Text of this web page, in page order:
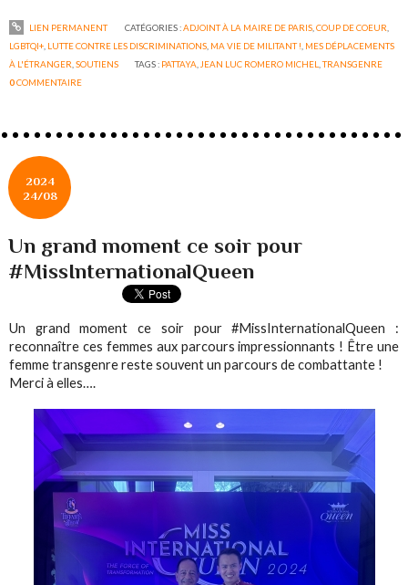
LIEN PERMANENT CATÉGORIES :ADJOINT À LA MAIRE DE PARIS, COUP DE COEUR
LGBTQI+ LUTTE CONTRE LES DISCRIMINATIONS MA VIE DE MILITANT ! MES DÉPLACEMENTS
À L'ÉTRANGER ,SOUTIENS TAGS : PATTAYA JEAN LUC ROMERO MICHEL ,TRANSGENRE
0COMMENTAIRE
2024
24/08
Un grand moment ce soir pour
#MissInternationalQueen
Un grand moment ce soir pour #MissInternationalQueen :
reconnaître ces femmes aux parcours impressionnants ! Être une
femme transgenre reste souvent un parcours de combattante !
Merci à elles….